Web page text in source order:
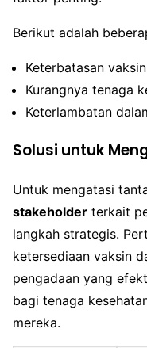
Berikut adalah
Keterbatasan
Kurangnya tenaga
Keterlambatan
Solusi untuk
Untuk mengatasi
stakeholder terkait
langkah strategis.
ketersediaan vaksin
pengadaan yang
bagi tenaga
mereka.